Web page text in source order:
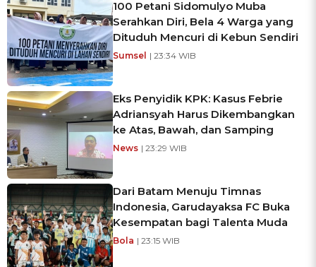
100 Petani Sidomulyo Muba
Serahkan Diri, Bela 4 Warga yang
Dituduh Mencuri di Kebun Sendiri
Sumsel | 23:34 WIB
Eks Penyidik KPK: Kasus Febrie
Adriansyah Harus Dikembangkan
ke Atas, Bawah, dan Samping
News | 23:29 WIB
Dari Batam Menuju Timnas
Indonesia, Garudayaksa FC Buka
Kesempatan bagi Talenta Muda
Bola | 23:15 WIB